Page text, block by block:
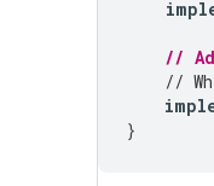
//
//
}